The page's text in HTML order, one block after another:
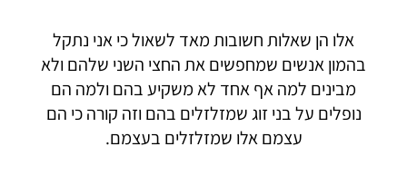
אלו הן שאלות חשובות מאד לשאול כי אני נתקל
בהמון אנשים שמחפשים את החצי השני שלהם ולא
מבינים למה אף אחד לא משקיע בהם ולמה הם
נופלים על בני זוג שמזלזלים בהם וזה קורה כי הם
עצמם אלו שמזלזלים בעצמם.